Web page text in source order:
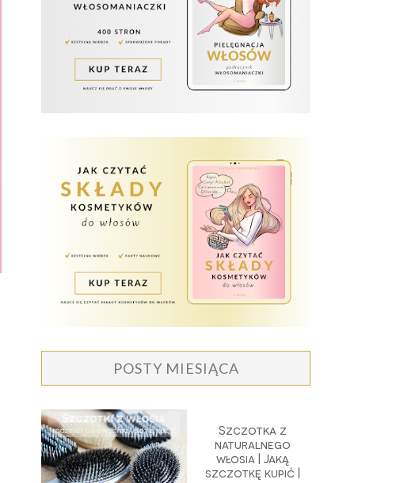
POSTY MIESIĄCA
Szczotka z
naturalnego
włosia | Jaką
szczotkę kupić |